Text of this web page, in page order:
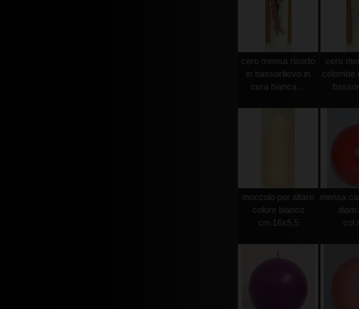
cero mensa risorto
in bassorilievo in
cera bianca ...
cero
colombe
moccolo per altare
colore bianco
cm.16x5,5
mensa